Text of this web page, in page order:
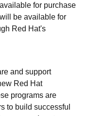
for purchase
be available for
Red Hat's
and support
Red Hat
programs are
to build successful